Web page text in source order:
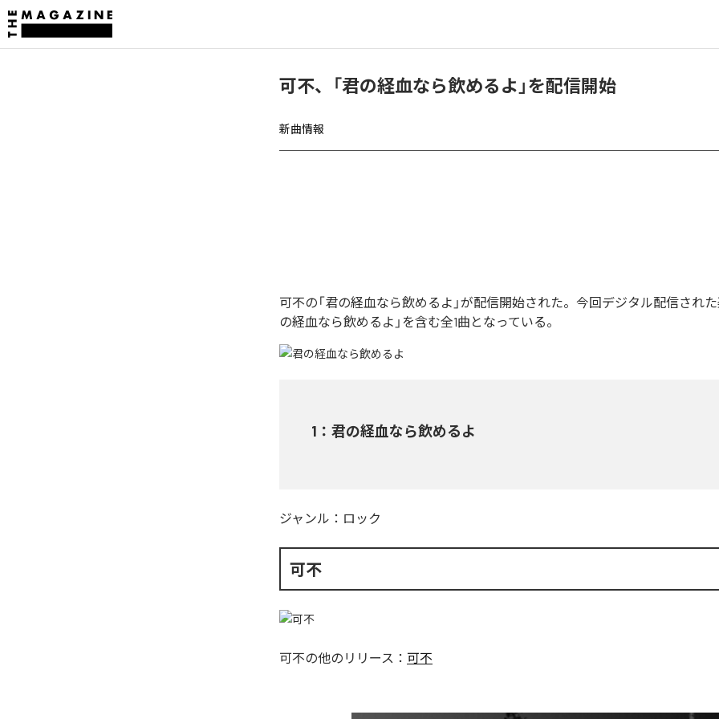
可不、「君の経血なら飲めるよ」を配信開始
新曲情報
可不の「君の経血なら飲めるよ」が配信開始された。今回デジタル配信された
の経血なら飲めるよ」を含む全1曲となっている。
1 ： 君の経血なら飲めるよ
ジャンル： ロック
可不
可不の他のリリース： 可不